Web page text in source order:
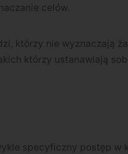
celów.
którzy nie wyznaczają
którzy ustanawiają
specyficzny postęp w